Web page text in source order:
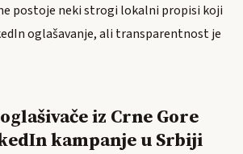
postoje neki strogi lokalni propisi koji
oglašavanje, ali transparentnost je
iz Crne Gore
kampanje u Srbiji